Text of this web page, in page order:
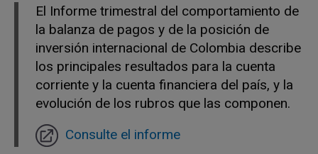
El Informe trimestral del comportamiento de
la balanza de pagos y de la posición de
inversión internacional de Colombia describe
los principales resultados para la cuenta
corriente y la cuenta financiera del país, y la
evolución de los rubros que las componen.
Consulte el informe